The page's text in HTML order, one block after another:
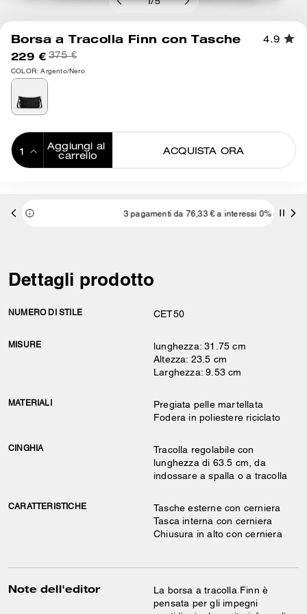
1/5
Borsa a Tracolla Finn con Tasche 4.9
229 € 375 €
COLOR: Argento/Nero
Aggiungi al
carrello
ACQUISTA ORA
3 pagamenti da 76,33 € a interessi 0% con
Dettagli prodotto
NUMERO DI STILE CET50
MISURE
lunghezza: 31.75 cm
Altezza: 23.5 cm
Larghezza: 9.53 cm
MATERIALI
Pregiata pelle martellata
Fodera in poliestere riciclato
CINGHIA
Tracolla regolabile con
lunghezza di 63.5 cm, da
indossare a spalla o a tracolla
CARATTERISTICHE
Tasche esterne con cerniera
Tasca interna con cerniera
Chiusura in alto con cerniera
Note dell'editor
La borsa a tracolla Finn è
pensata per gli impegni